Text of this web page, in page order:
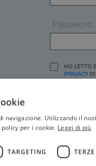
Password
HO LETTO
PRIVACYDI
IN
ACCOUNT
SÌ,
OFFERTE
[FINALITÀ
navigazione. Utilizzando il
per i cookie. Leggi di più
TARGETING